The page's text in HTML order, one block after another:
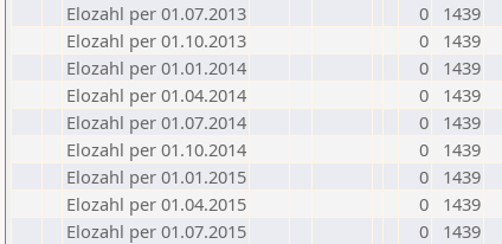
Elozahl per 01.07.2013
0
1439
Elozahl per 01.10.2013
0
1439
Elozahl per 01.01.2014
0
1439
Elozahl per 01.04.2014
0
1439
Elozahl per 01.07.2014
0
1439
Elozahl per 01.10.2014
0
1439
Elozahl per 01.01.2015
0
1439
Elozahl per 01.04.2015
0
1439
Elozahl per 01.07.2015
0
1439